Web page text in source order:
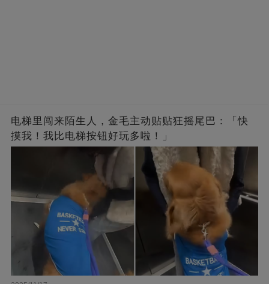
电梯里闯来陌生人，金毛主动贴贴狂摇尾巴：「快
摸我！我比电梯按钮好玩多啦！」